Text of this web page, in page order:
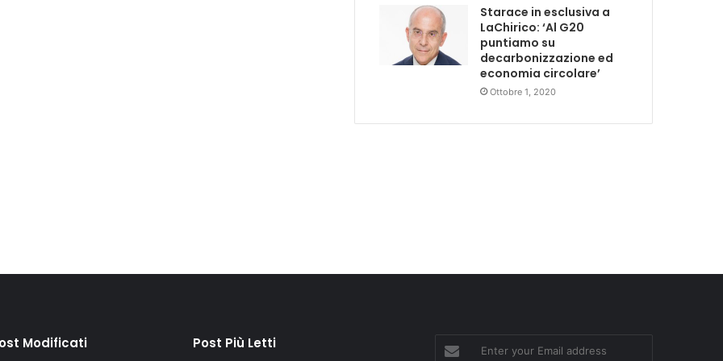
Starace in esclusiva a
LaChirico: ‘Al G20
puntiamo su
decarbonizzazione ed
economia circolare’
Ottobre 1, 2020
Modificati Post Più Letti
Enter